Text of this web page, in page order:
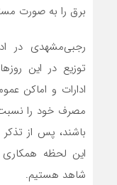
برق را به صورت
رجبی‌مشهدی در
توزیع در این
ادارات و اماکن
باشند، پس از
این لحظه همکاری
شاهد هستیم.